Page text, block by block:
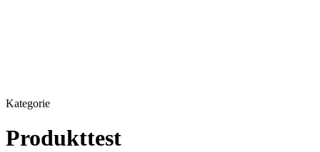
Kategorie
Produkttest